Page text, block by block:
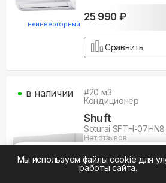
неинверторный
25 990 ₽
Сравнить
неинверторный
#20 м3
Кондиционер
Shuft
Soturai SFTH-07HN8
Нет отзывов
26 290 ₽
в наличии
Мы используем файлы cookie для
работы сайта.